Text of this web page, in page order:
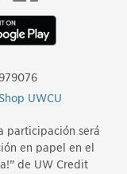
UWCU
Facebook
participación será
en papel en el
de UW Credit